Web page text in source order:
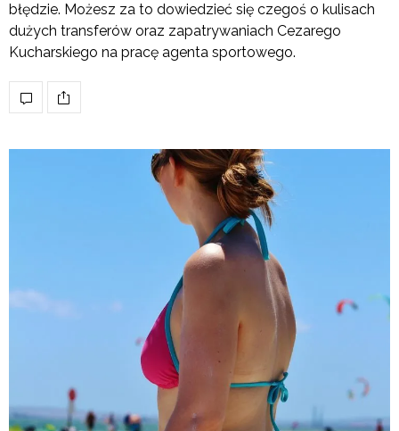
błędzie. Możesz za to dowiedzieć się czegoś o kulisach
dużych transferów oraz zapatrywaniach Cezarego
Kucharskiego na pracę agenta sportowego.